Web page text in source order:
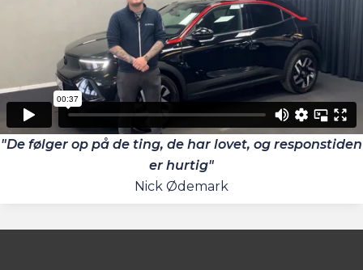
"De følger op på de ting, de har lovet, og responstiden
er hurtig"
Nick Ødemark